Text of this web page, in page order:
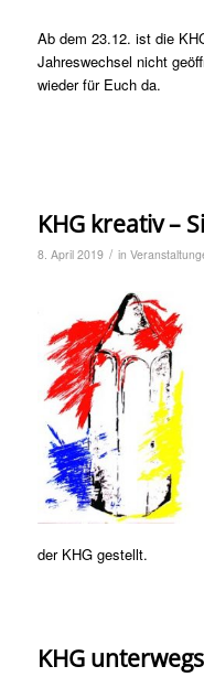
Ab dem 23.12. ist die
Jahreswechsel nicht
wieder für Euch da.
KHG kreativ –
8. April 2019 / in
der KHG gestellt.
KHG